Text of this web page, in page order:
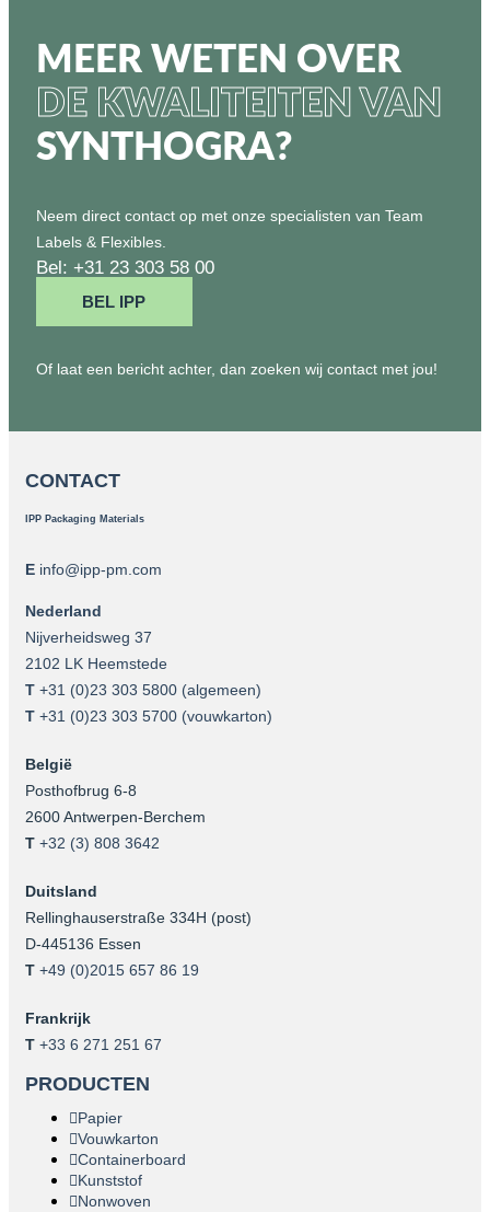
MEER WETEN OVER
DE KWALITEITEN VAN
SYNTHOGRA?
Neem direct contact op met onze specialisten van Team
Labels & Flexibles.
Bel: +31 23 303 58 00
BEL IPP
Of laat een bericht achter, dan zoeken wij contact met jou!
CONTACT
IPP Packaging Materials
E info@ipp-pm.com
Nederland
Nijverheidsweg 37
2102 LK Heemstede
T +31 (0)23 303 5800 (algemeen)
T +31 (0)23 303 5700 (vouwkarton)
België
Posthofbrug 6-8
2600 Antwerpen-Berchem
T +32 (3) 808 3642
Duitsland
Rellinghauserstraße 334H (post)
D-445136 Essen
T +49 (0)2015 657 86 19
Frankrijk
T +33 6 271 251 67
PRODUCTEN
Papier
Vouwkarton
Containerboard
Kunststof
Nonwoven